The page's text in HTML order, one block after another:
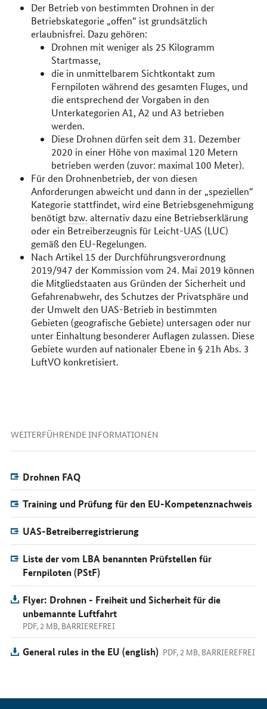
Der Betrieb von bestimmten Drohnen in der
Betriebskategorie „offen“ ist grundsätzlich
erlaubnisfrei. Dazu gehören:
Drohnen mit weniger als 25 Kilogramm
Startmasse,
die in unmittelbarem Sichtkontakt zum
Fernpiloten während des gesamten Fluges, und
die entsprechend der Vorgaben in den
Unterkategorien A1, A2 und A3 betrieben
werden.
Diese Drohnen dürfen seit dem 31. Dezember
2020 in einer Höhe von maximal 120 Metern
betrieben werden (zuvor: maximal 100 Meter).
Für den Drohnenbetrieb, der von diesen
Anforderungen abweicht und dann in der „speziellen“
Kategorie stattfindet, wird eine Betriebsgenehmigung
benötigt bzw. alternativ dazu eine Betriebserklärung
oder ein Betreiberzeugnis für Leicht-UAS (LUC)
gemäß den EU-Regelungen.
Nach Artikel 15 der Durchführungsverordnung
2019/947 der Kommission vom 24. Mai 2019 können
die Mitgliedstaaten aus Gründen der Sicherheit und
Gefahrenabwehr, des Schutzes der Privatsphäre und
der Umwelt den UAS-Betrieb in bestimmten
Gebieten (geografische Gebiete) untersagen oder nur
unter Einhaltung besonderer Auflagen zulassen. Diese
Gebiete wurden auf nationaler Ebene in § 21h Abs. 3
LuftVO konkretisiert.
WEITERFÜHRENDE INFORMATIONEN
Drohnen FAQ
Training und Prüfung für den EU-Kompetenznachweis
UAS-Betreiberregistrierung
Liste der vom LBA benannten Prüfstellen für
Fernpiloten (PStF)
Flyer: Drohnen - Freiheit und Sicherheit für die
unbemannte Luftfahrt
PDF, 2 MB, BARRIEREFREI
General rules in the EU (english) PDF, 2 MB, BARRIEREFREI